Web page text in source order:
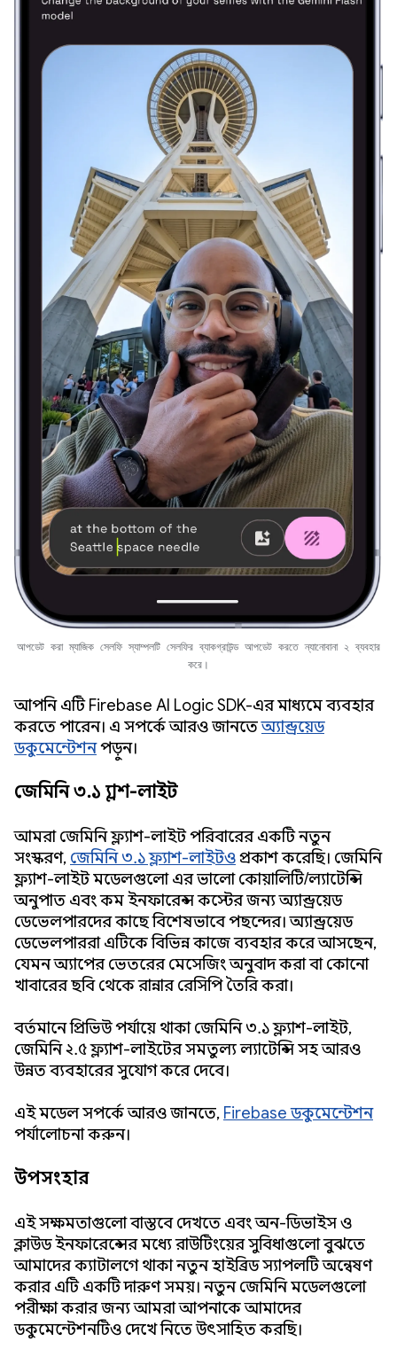
আপডেট করা ম্যাজিক সেলফি স্যাম্পলটি সেলফির ব্যাকগ্রাউন্ড আপডেট করতে ন্যানোবানা ২ ব্যবহার
করে।
আপনি এটি Firebase AI Logic SDK-এর মাধ্যমে ব্যবহার
করতে পারেন। এ সম্পর্কে আরও জানতেঅ্যান্ড্রয়েড
ডকুমেন্টেশনপড়ুন।
জেমিনি ৩.১ ফ্ল্যাশ-লাইট
আমরা জেমিনি ফ্ল্যাশ-লাইট পরিবারের একটি নতুন
সংস্করণ, জেমিনি ৩.১ ফ্ল্যাশ-লাইটওপ্রকাশ করেছি। জেমিনি
ফ্ল্যাশ-লাইট মডেলগুলো এর ভালো কোয়ালিটি/ল্যাটেন্সি
অনুপাত এবং কম ইনফারেন্স কস্টের জন্য অ্যান্ড্রয়েড
ডেভেলপারদের কাছে বিশেষভাবে পছন্দের। অ্যান্ড্রয়েড
ডেভেলপাররা এটিকে বিভিন্ন কাজে ব্যবহার করে আসছেন,
যেমন অ্যাপের ভেতরের মেসেজিং অনুবাদ করা বা কোনো
খাবারের ছবি থেকে রান্নার রেসিপি তৈরি করা।
বর্তমানে প্রিভিউ পর্যায়ে থাকা জেমিনি ৩.১ ফ্ল্যাশ-লাইট,
জেমিনি ২.৫ ফ্ল্যাশ-লাইটের সমতুল্য ল্যাটেন্সি সহ আরও
উন্নত ব্যবহারের সুযোগ করে দেবে।
এই মডেল সম্পর্কে আরও জানতে, Firebase ডকুমেন্টেশন
পর্যালোচনা করুন।
উপসংহার
এই সক্ষমতাগুলো বাস্তবে দেখতে এবং অন-ডিভাইস ও
ক্লাউড ইনফারেন্সের মধ্যে রাউটিংয়ের সুবিধাগুলো বুঝতে
আমাদের ক্যাটালগে থাকা নতুন হাইব্রিড স্যাম্পলটি অন্বেষণ
করার এটি একটি দারুণ সময়। নতুন জেমিনি মডেলগুলো
পরীক্ষা করার জন্য আমরা আপনাকে আমাদের
ডকুমেন্টেশনটিও দেখে নিতে উৎসাহিত করছি।